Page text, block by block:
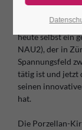
amerikanischen
heute selbst ein
NAU2), der in
Spannungsfeld
tätig ist und jetzt
seinen
hat.
Die Porzellan-